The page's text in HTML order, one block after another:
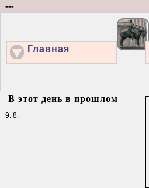
---
Главная
В этот день в прошлом
9. 8.